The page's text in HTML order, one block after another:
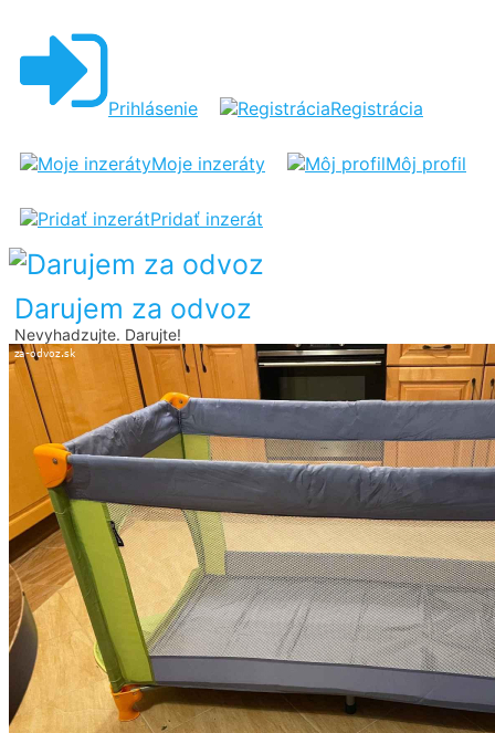
Prihlásenie Registrácia
Moje inzeráty Môj profil
Pridať inzerát
Darujem za odvoz
Nevyhadzujte. Darujte!